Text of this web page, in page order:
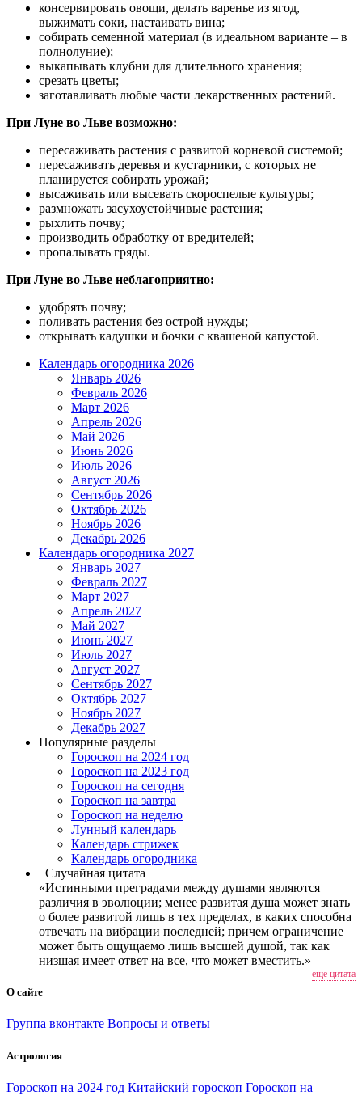
консервировать овощи, делать варенье из ягод,
выжимать соки, настаивать вина;
собирать семенной материал (в идеальном варианте – в
полнолуние);
выкапывать клубни для длительного хранения;
срезать цветы;
заготавливать любые части лекарственных растений.
При Луне во Льве возможно:
пересаживать растения с развитой корневой системой;
пересаживать деревья и кустарники, с которых не
планируется собирать урожай;
высаживать или высевать скороспелые культуры;
размножать засухоустойчивые растения;
рыхлить почву;
производить обработку от вредителей;
пропалывать гряды.
При Луне во Льве неблагоприятно:
удобрять почву;
поливать растения без острой нужды;
открывать кадушки и бочки с квашеной капустой.
Календарь огородника 2026
Январь 2026
Февраль 2026
Март 2026
Апрель 2026
Май 2026
Июнь 2026
Июль 2026
Август 2026
Сентябрь 2026
Октябрь 2026
Ноябрь 2026
Декабрь 2026
Календарь огородника 2027
Январь 2027
Февраль 2027
Март 2027
Апрель 2027
Май 2027
Июнь 2027
Июль 2027
Август 2027
Сентябрь 2027
Октябрь 2027
Ноябрь 2027
Декабрь 2027
Популярные разделы
Гороскоп на 2024 год
Гороскоп на 2023 год
Гороскоп на сегодня
Гороскоп на завтра
Гороскоп на неделю
Лунный календарь
Календарь стрижек
Календарь огородника
Случайная цитата
«Истинными преградами между душами являются
различия в эволюции; менее развитая душа может знать
о более развитой лишь в тех пределах, в каких способна
отвечать на вибрации последней; причем ограничение
может быть ощущаемо лишь высшей душой, так как
низшая имеет ответ на все, что может вместить.»
еще цитата
О сайте
Группа вконтакте Вопросы и ответы
Астрология
Гороскоп на 2024 год Китайский гороскоп Гороскоп на